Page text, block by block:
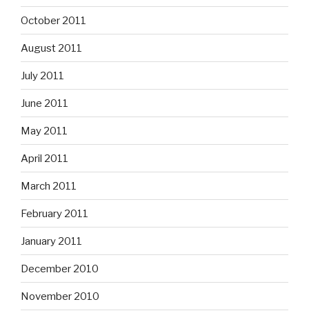
October 2011
August 2011
July 2011
June 2011
May 2011
April 2011
March 2011
February 2011
January 2011
December 2010
November 2010